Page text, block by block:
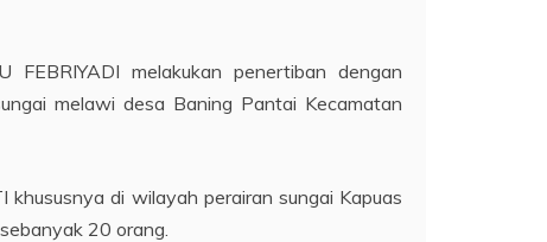
melakukan penertiban dengan
melawi desa Baning Pantai Kecamatan
di wilayah perairan sungai Kapuas
20 orang.